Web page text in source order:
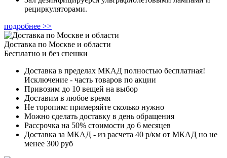
рециркуляторами.
подробнее >>
Доставка по Москве и области
Бесплатно и без спешки
Доставка в пределах МКАД полностью бесплатная!
Исключение - часть товаров по акции
Привозим до 10 вещей на выбор
Доставим в любое время
Не торопим: примеряйте сколько нужно
Можно сделать доставку в день обращения
Рассрочка на 50% стоимости до 6 месяцев
Доставка за МКАД - из расчета 40 р/км от МКАД но не
менее 300 руб